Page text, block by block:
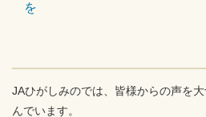
を
JAひがしみのでは、皆様からの声を
んでいます。